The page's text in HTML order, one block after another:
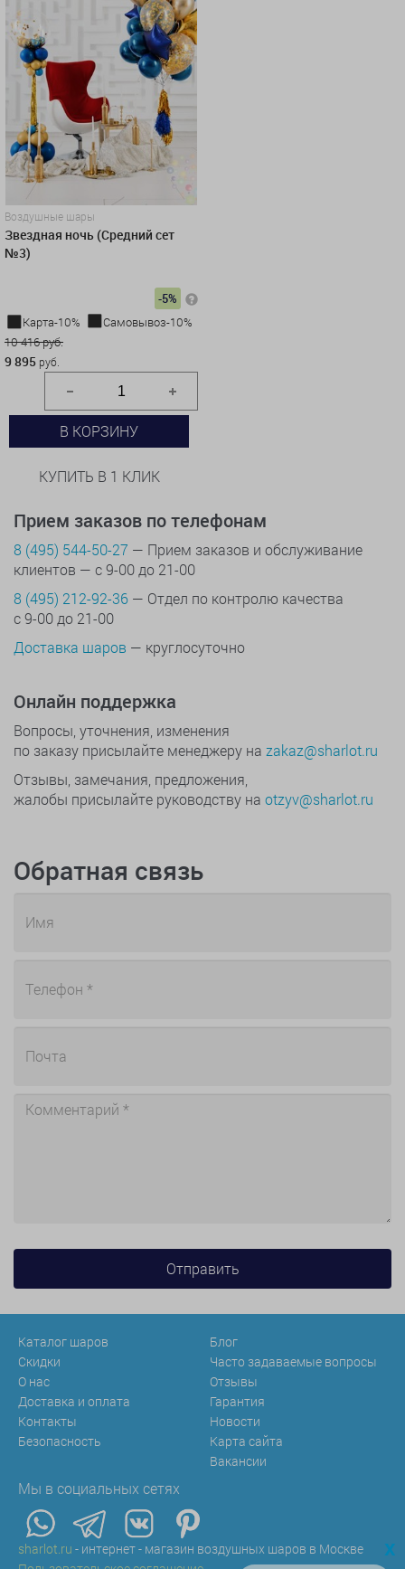
Воздушные шары
Звездная ночь (Средний сет
№3)
-5%
Карта-10%
Самовывоз-10%
10 416 руб.
9 895 руб.
В КОРЗИНУ
КУПИТЬ В 1 КЛИК
Прием заказов по телефонам
8 (495) 544-50-27 — Прием заказов и обслуживание
клиентов — с 9-00 до 21-00
8 (495) 212-92-36 — Отдел по контролю качества
с 9-00 до 21-00
Доставка шаров — круглосуточно
Онлайн поддержка
Вопросы, уточнения, изменения
по заказу присылайте менеджеру на zakaz@sharlot.ru
Отзывы, замечания, предложения,
жалобы присылайте руководству на otzyv@sharlot.ru
Обратная связь
Каталог шаров
Скидки
О нас
Доставка и оплата
Контакты
Безопасность
Блог
Часто задаваемые вопросы
Отзывы
Гарантия
Новости
Карта сайта
Вакансии
Мы в социальных сетях
sharlot.ru - интернет - магазин воздушных шаров в Москве
x